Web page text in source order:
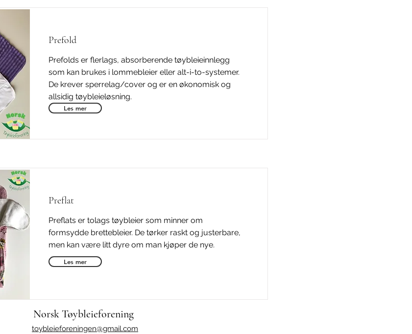
Prefold
Prefolds er flerlags, absorberende tøybleieinnlegg
som kan brukes i lommebleier eller alt-i-to-systemer.
De krever sperrelag/cover og er en økonomisk og
allsidig tøybleieløsning.
Les mer
Preflat
Preflats er tolags tøybleier som minner om
formsydde brettebleier. De tørker raskt og justerbare,
men kan være litt dyre om man kjøper de nye.
Les mer
Norsk Tøybleieforening
toybleieforeningen@gmail.com